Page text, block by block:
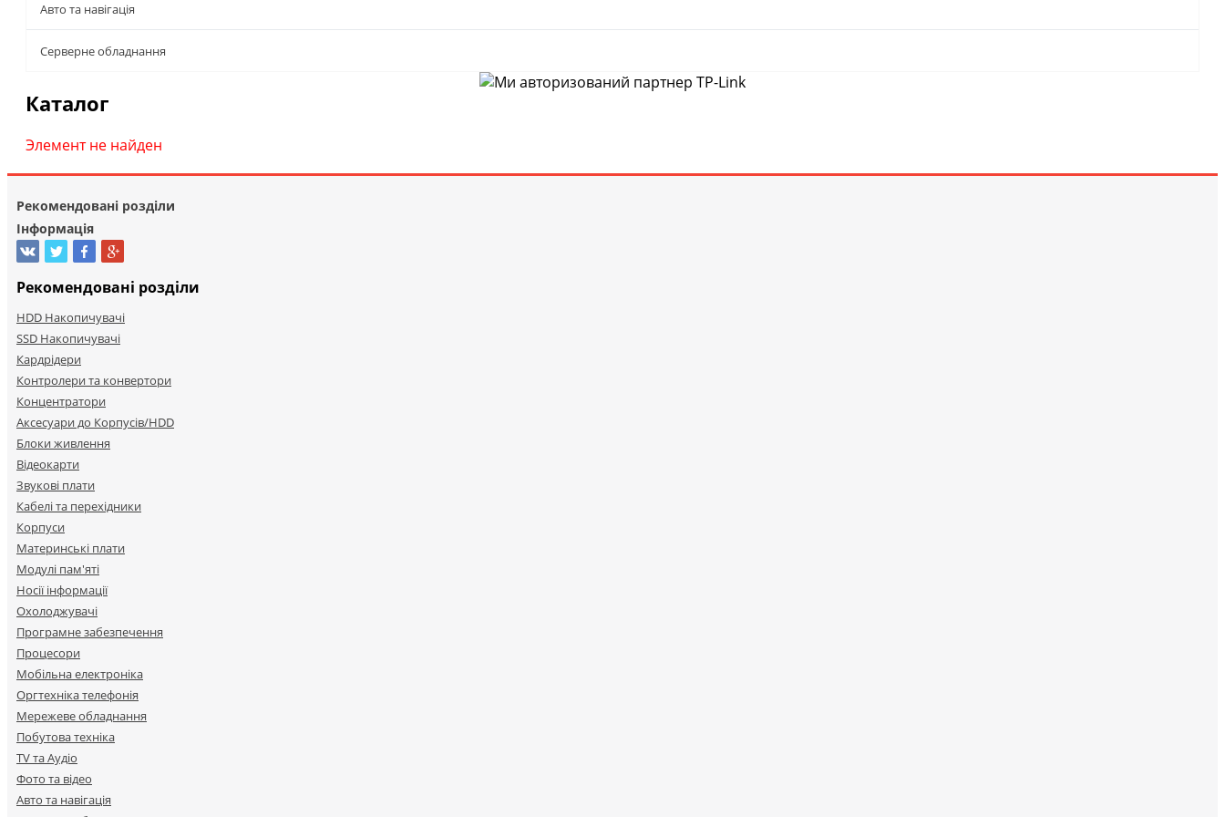
Авто та навігація
Серверне обладнання
Каталог
Элемент не найден
Рекомендовані розділи
Інформація
Рекомендовані розділи
HDD Накопичувачі
SSD Накопичувачі
Кардрідери
Контролери та конвертори
Концентратори
Аксесуари до Корпусів/HDD
Блоки живлення
Відеокарти
Звукові плати
Кабелі та перехідники
Корпуси
Материнські плати
Модулі пам'яті
Носії інформації
Охолоджувачі
Програмне забезпечення
Процесори
Мобільна електроніка
Оргтехніка телефонія
Мережеве обладнання
Побутова техніка
TV та Аудіо
Фото та відео
Авто та навігація